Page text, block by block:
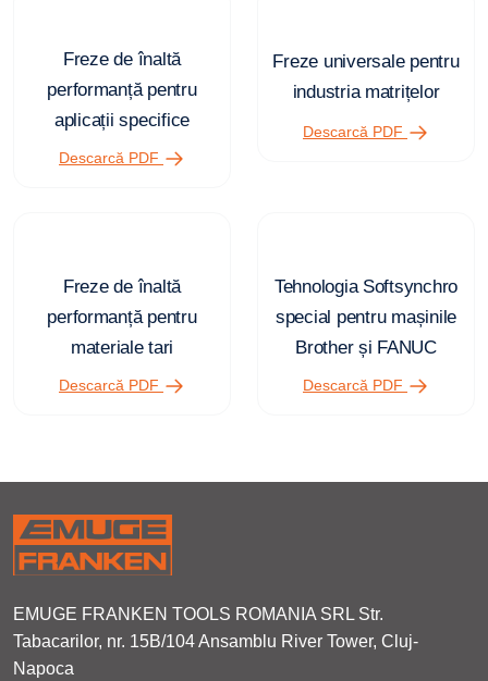
Freze de înaltă
performanță pentru
aplicații specifice
Descarcă PDF
Freze universale pentru
industria matrițelor
Descarcă PDF
Freze de înaltă
performanță pentru
materiale tari
Descarcă PDF
Tehnologia Softsynchro
special pentru mașinile
Brother și FANUC
Descarcă PDF
EMUGE FRANKEN TOOLS ROMANIA SRL Str.
Tabacarilor, nr. 15B/104 Ansamblu River Tower, Cluj-
Napoca